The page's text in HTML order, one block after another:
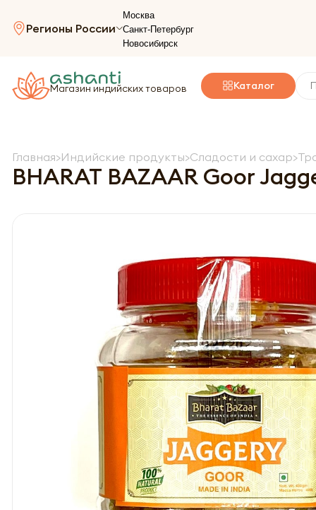
Регионы России
Москва
Санкт-Петербург
Новосибирск
Магазин индийских товаров Каталог
Главная Индийские продукты Сладости и сахар
BHARAT BAZAAR Goor